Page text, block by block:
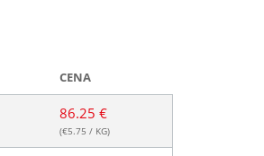
CENA
86.25 €
(€5.75 / KG)